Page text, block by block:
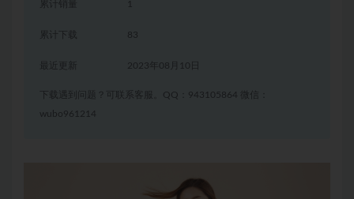
累计销量 1
累计下载 83
2023年08月10日
下载遇到问题？可联系客服。QQ：943105864 微信：
wubo961214